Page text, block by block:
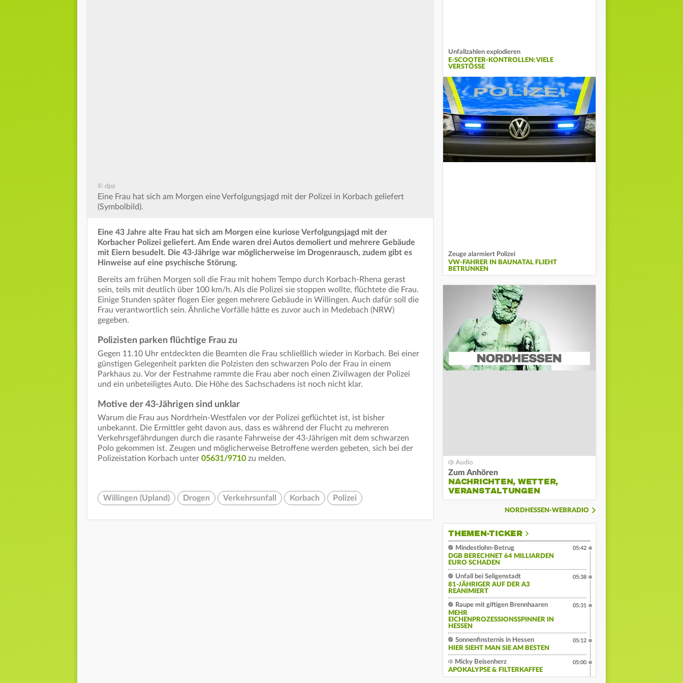
© dpa
Eine Frau hat sich am Morgen eine Verfolgungsjagd mit der Polizei in Korbach geliefert
(Symbolbild).
Eine 43 Jahre alte Frau hat sich am Morgen eine kuriose Verfolgungsjagd mit der
Korbacher Polizei geliefert. Am Ende waren drei Autos demoliert und mehrere Gebäude
mit Eiern besudelt. Die 43-Jährige war möglicherweise im Drogenrausch, zudem gibt es
Hinweise auf eine psychische Störung.
Bereits am frühen Morgen soll die Frau mit hohem Tempo durch Korbach-Rhena gerast
sein, teils mit deutlich über 100 km/h. Als die Polizei sie stoppen wollte, flüchtete die Frau.
Einige Stunden später flogen Eier gegen mehrere Gebäude in Willingen. Auch dafür soll die
Frau verantwortlich sein. Ähnliche Vorfälle hätte es zuvor auch in Medebach (NRW)
gegeben.
Polizisten parken flüchtige Frau zu
Gegen 11.10 Uhr entdeckten die Beamten die Frau schließlich wieder in Korbach. Bei einer
günstigen Gelegenheit parkten die Polzisten den schwarzen Polo der Frau in einem
Parkhaus zu. Vor der Festnahme rammte die Frau aber noch einen Zivilwagen der Polizei
und ein unbeteiligtes Auto. Die Höhe des Sachschadens ist noch nicht klar.
Motive der 43-Jährigen sind unklar
Warum die Frau aus Nordrhein-Westfalen vor der Polizei geflüchtet ist, ist bisher
unbekannt. Die Ermittler geht davon aus, dass es während der Flucht zu mehreren
Verkehrsgefährdungen durch die rasante Fahrweise der 43-Jährigen mit dem schwarzen
Polo gekommen ist. Zeugen und möglicherweise Betroffene werden gebeten, sich bei der
Polizeistation Korbach unter 05631/9710 zu melden.
Willingen (Upland) Drogen Verkehrsunfall Korbach Polizei
Unfallzahlen explodieren
E-SCOOTER-KONTROLLEN: VIELE
VERSTÖSSE
Zeuge alarmiert Polizei
VW-FAHRER IN BAUNATAL FLIEHT
BETRUNKEN
Zum Anhören
NACHRICHTEN, WETTER,
VERANSTALTUNGEN
NORDHESSEN-WEBRADIO
THEMEN-TICKER
Mindestlohn-Betrug
DGB BERECHNET 64 MILLIARDEN
EURO SCHADEN
05:42
Unfall bei Seligenstadt
81-JÄHRIGER AUF DER A3
REANIMIERT
05:38
Raupe mit giftigen Brennhaaren
MEHR
EICHENPROZESSIONSSPINNER IN
HESSEN
05:31
Sonnenfinsternis in Hessen
HIER SIEHT MAN SIE AM BESTEN
05:12
Micky Beisenherz
APOKALYPSE & FILTERKAFFEE
05:00